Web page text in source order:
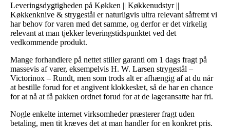
Leveringsdygtigheden på Køkken || Køkkenudstyr ||
Køkkenknive & strygestål er naturligvis ultra relevant såfremt vi
har behov for varen med det samme, og derfor er det virkelig
relevant at man tjekker leveringstidspunktet ved det
vedkommende produkt.
Mange forhandlere på nettet stiller garanti om 1 dags fragt på
massevis af varer, eksempelvis H. W. Larsen strygestål –
Victorinox – Rundt, men som trods alt er afhængig af at du når
at bestille forud for et angivent klokkeslæt, så de har en chance
for at nå at få pakken ordnet forud for at de lageransatte har fri.
Nogle enkelte internet virksomheder præsterer fragt uden
betaling, men tit kræves det at man handler for en konkret pris.